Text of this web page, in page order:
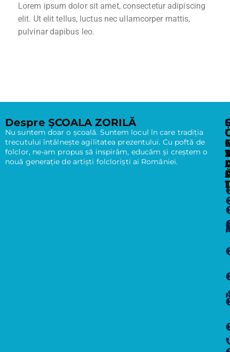
Lorem ipsum dolor sit amet, consectetur adipiscing
elit. Ut elit tellus, luctus nec ullamcorper mattis,
pulvinar dapibus leo.
Despre ȘCOALA ZORILĂ
Nu suntem doar o școală. Suntem locul în care tradiția
trecutului întâlnește agilitatea prezentului. Cu poftă de
folclor, ne-am propus să inspirăm, educăm și creștem o
nouă generație de artiști folcloriști ai României.
I